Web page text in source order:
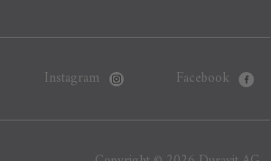
Facebook
Instagram